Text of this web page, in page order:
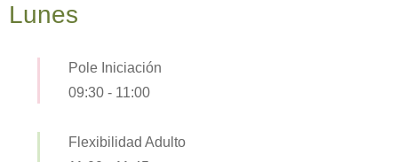
Lunes
Pole Iniciación
09:30 - 11:00
Flexibilidad Adulto